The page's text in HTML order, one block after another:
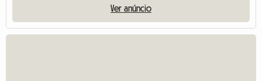
Ver anúncio